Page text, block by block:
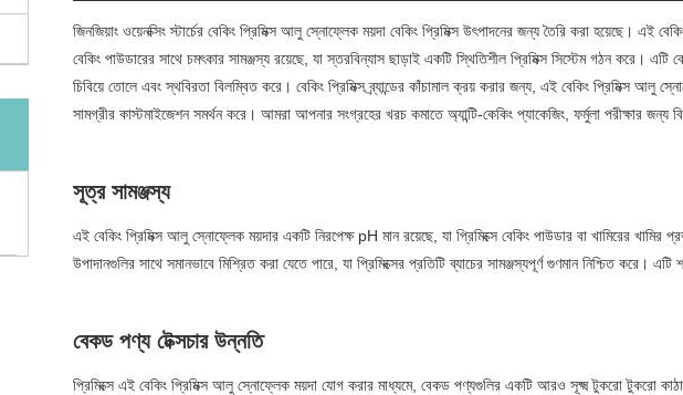
জিনজিয়াং ওয়েনক্সিং স্টার্চের বেকিং প্রিমিক্স আলু স্নোফ্লেক ময়দা বেকিং প্রিমিক্স উৎপাদনের জন্য তৈরি করা হয়েছে। এই
বেকিং পাউডারের সাথে চমৎকার সামঞ্জস্য রয়েছে, যা স্তরবিন্যাস ছাড়াই একটি স্থিতিশীল প্রিমিক্স সিস্টেম গঠন করে।
চিবিয়ে তোলে এবং স্থবিরতা বিলম্বিত করে। বেকিং প্রিমিক্স ব্র্যান্ডের কাঁচামাল ক্রয় করার জন্য, এই বেকিং প্রিমিক্স আলু
সামগ্রীর কাস্টমাইজেশন সমর্থন করে। আমরা আপনার সংগ্রহের খরচ কমাতে অ্যান্টি-কেকিং প্যাকেজিং, ফর্মুলা পরীক্ষার জন্য
সূত্র সামঞ্জস্য
এই বেকিং প্রিমিক্স আলু স্নোফ্লেক ময়দার একটি নিরপেক্ষ pH মান রয়েছে, যা প্রিমিক্সে বেকিং পাউডার বা খামিরের
উপাদানগুলির সাথে সমানভাবে মিশ্রিত করা যেতে পারে, যা প্রিমিক্সের প্রতিটি ব্যাচের সামঞ্জস্যপূর্ণ গুণমান নিশ্চিত করে।
বেকড পণ্য টেক্সচার উন্নতি
প্রিমিক্সে এই বেকিং প্রিমিক্স আলু স্নোফ্লেক ময়দা যোগ করার মাধ্যমে, বেকড পণ্যগুলির একটি আরও সূক্ষ্ম টুকরো টুকরো